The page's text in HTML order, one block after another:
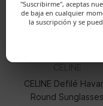
CELINE Defilé
Round Sunglasses
"Suscribirme", aceptas
de baja en cualquier
la suscripción y se